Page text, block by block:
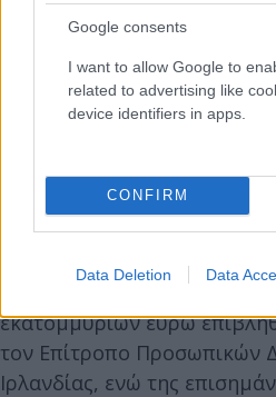
Google consents
I want to allow Google to
related to advertising like
device identifiers in apps.
CONFIRM
Data Deletion Data
Τον Φεβρουάριο, πρόστιμο
εκατομμυρίων ευρώ
τον Επίτροπο Προσωπικών
Ιρλανδίας, ενώ της